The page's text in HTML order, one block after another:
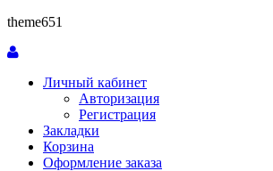
theme651
Личный кабинет
Авторизация
Регистрация
Закладки
Корзина
Оформление заказа